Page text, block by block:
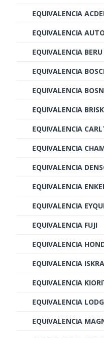
EQUIVALENCIA
EQUIVALENCIA
EQUIVALENCIA BERU
EQUIVALENCIA
EQUIVALENCIA
EQUIVALENCIA BRISK
EQUIVALENCIA
EQUIVALENCIA
EQUIVALENCIA
EQUIVALENCIA
EQUIVALENCIA
EQUIVALENCIA FUJI
EQUIVALENCIA
EQUIVALENCIA ISKRA
EQUIVALENCIA
EQUIVALENCIA
EQUIVALENCIA